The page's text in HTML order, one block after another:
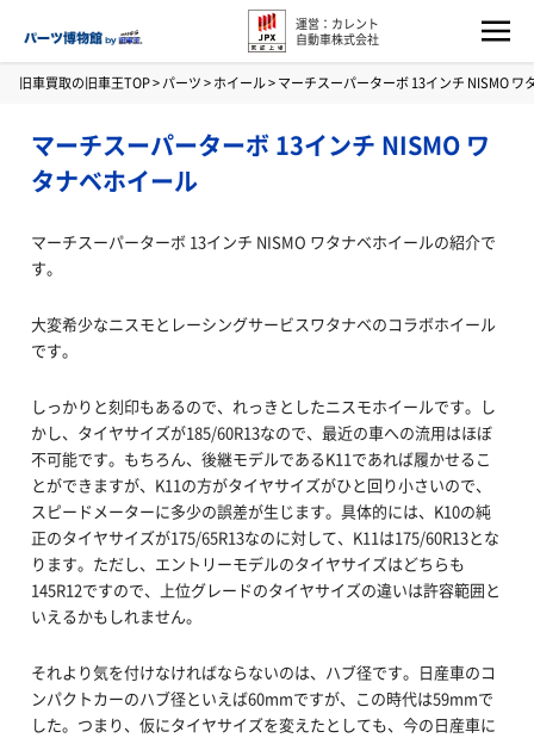
運営：カレント
自動車株式会社
旧車買取の旧車王TOP>パーツ>ホイール>マーチスーパーターボ 13インチ NISMO ワ
マーチスーパーターボ 13インチ NISMO ワ
タナベホイール
マーチスーパーターボ 13インチ NISMO ワタナベホイールの紹介で
す。
大変希少なニスモとレーシングサービスワタナベのコラボホイール
です。
しっかりと刻印もあるので、れっきとしたニスモホイールです。し
かし、タイヤサイズが185/60R13なので、最近の車への流用はほぼ
不可能です。もちろん、後継モデルであるK11であれば履かせるこ
とができますが、K11の方がタイヤサイズがひと回り小さいので、
スピードメーターに多少の誤差が生じます。具体的には、K10の純
正のタイヤサイズが175/65R13なのに対して、K11は175/60R13とな
ります。ただし、エントリーモデルのタイヤサイズはどちらも
145R12ですので、上位グレードのタイヤサイズの違いは許容範囲と
いえるかもしれません。
それより気を付けなければならないのは、ハブ径です。日産車のコ
ンパクトカーのハブ径といえば60mmですが、この時代は59mmで
した。つまり、仮にタイヤサイズを変えたとしても、今の日産車に